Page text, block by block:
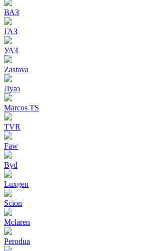
ВАЗ
ГАЗ
УАЗ
Zastava
Луаз
Marcos TS
TVR
Faw
Byd
Luxgen
Scion
Mclaren
Perodua